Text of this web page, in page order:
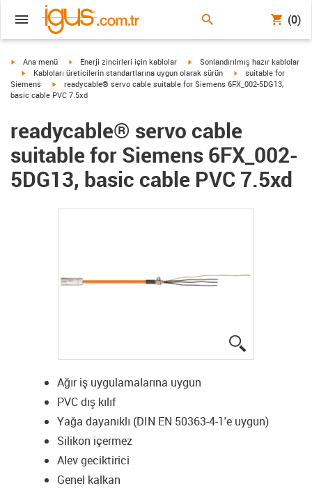
(0)
igus-icon-arrow-right
Ana menü igus-icon-arrow-right
Enerji zincirleri için kablolar igus-icon-arrow-right
Sonlandırılmış hazır kablolar
igus-icon-arrow-right
Kabloları üreticilerin standartlarına uygun olarak sürün igus-icon-arrow-right
suitable for
Siemens
igus-icon-arrow-right
readycable® servo cable suitable for Siemens 6FX_002-5DG13,
basic cable PVC 7.5xd
readycable® servo cable
suitable for Siemens 6FX_002-
5DG13, basic cable PVC 7.5xd
Ağır iş uygulamalarına uygun
PVC dış kılıf
Yağa dayanıklı (DIN EN 50363-4-1'e uygun)
Silikon içermez
Alev geciktirici
Genel kalkan